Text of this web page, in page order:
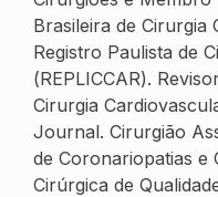
Brasileira de Cirurgia
Registro Paulista de
(REPLICCAR).
Cirurgia
Journal. Cirurgião
de Coronariopatias e
Cirúrgica de